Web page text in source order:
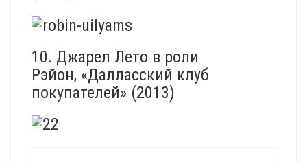
10. Джарел Лето в роли
Рэйон, «Далласский клуб
покупателей» (2013)